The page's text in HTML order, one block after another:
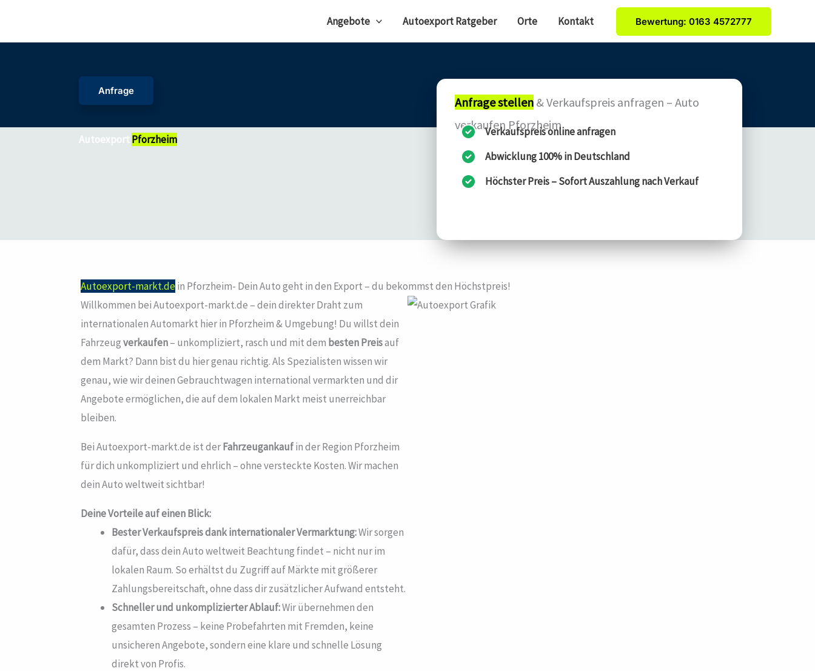
springen
Angebote Autoexport Ratgeber Orte Kontakt Bewertung: 0163 4572777
Autoexport Pforzheim
Anfrage
Anfrage stellen & Verkaufspreis anfragen – Auto
verkaufen Pforzheim
Verkaufspreis online anfragen
Abwicklung 100% in Deutschland
Höchster Preis – Sofort Auszahlung nach Verkauf
Autoexport-markt.de in Pforzheim- Dein Auto geht in den Export – du bekommst den Höchstpreis!
Willkommen bei Autoexport-markt.de – dein direkter Draht zum
internationalen Automarkt hier in Pforzheim & Umgebung! Du willst dein
Fahrzeugverkaufen– unkompliziert, rasch und mit dem besten Preisauf
dem Markt? Dann bist du hier genau richtig. Als Spezialisten wissen wir
genau, wie wir deinen Gebrauchtwagen international vermarkten und dir
Angebote ermöglichen, die auf dem lokalen Markt meist unerreichbar
bleiben.
Bei Autoexport-markt.de ist derFahrzeugankaufin der Region Pforzheim
für dich unkompliziert und ehrlich – ohne versteckte Kosten. Wir machen
dein Auto weltweit sichtbar!
Deine Vorteile auf einen Blick:
Bester Verkaufspreis dank internationaler Vermarktung:Wir sorgen
dafür, dass dein Auto weltweit Beachtung findet – nicht nur im
lokalen Raum. So erhältst du Zugriff auf Märkte mit größerer
Zahlungsbereitschaft, ohne dass dir zusätzlicher Aufwand entsteht.
Schneller und unkomplizierter Ablauf:Wir übernehmen den
gesamten Prozess – keine Probefahrten mit Fremden, keine
unsicheren Angebote, sondern eine klare und schnelle Lösung
direkt von Profis.